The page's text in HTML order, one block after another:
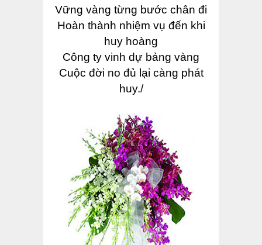
Vững vàng từng bước chân đi
Hoàn thành nhiệm vụ đến khi
huy hoàng
Công ty vinh dự bảng vàng
Cuộc đời no đủ lại càng phát
huy./